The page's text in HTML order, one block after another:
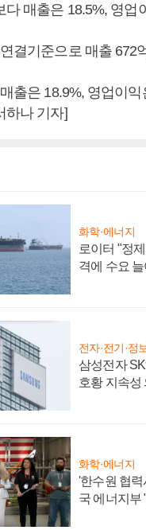
다 매출은 18.5%, 영
결기준으로 매출 672
출은 18.9%, 영업이
하나 기자]
화학·에너지
로이터 "정
격에 수요 늘
전자·전기·정
삼성전자
호황 지속성
화학·에너지
'한수원 협력
국 에너지부